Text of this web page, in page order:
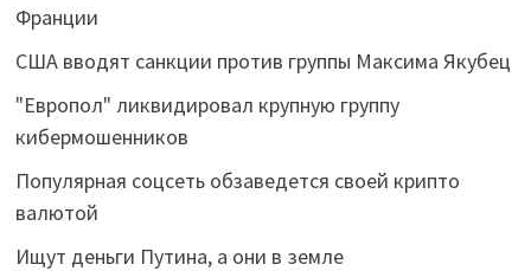
Франции
США вводят санкции против группы Максима Якубец
"Европол" ликвидировал крупную группу
кибермошенников
Популярная соцсеть обзаведется своей крипто
валютой
Ищут деньги Путина, а они в земле